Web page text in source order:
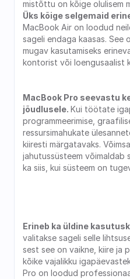
Üks kõige selgemaid
MacBook Air on loodud
sageli endaga kaasas. See
mugav kasutamiseks
kontorist või loengusaalist
MacBook Pro seevastu
jõudlusele. Kui töötate
programmeerimise,
ressursimahukate
kiiresti märgatavaks.
jahutussüsteem võimaldab
ka siis, kui süsteem on
Erineb ka üldine
valitakse sageli selle
sest see on vaikne, kiire ja
kõike vajalikku
Pro on loodud